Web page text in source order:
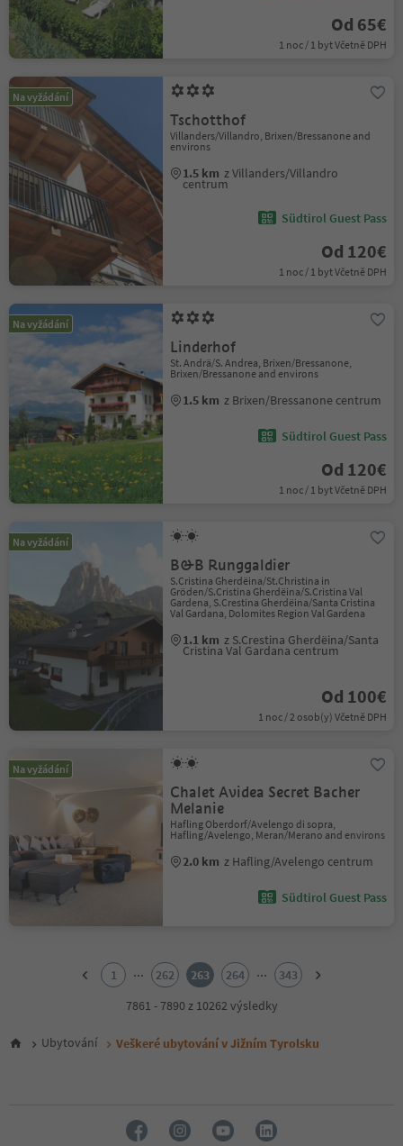
Od 65€
1 noc / 1 byt Včetně DPH
Na vyžádání
Tschotthof
Villanders/Villandro, Brixen/Bressanone and
environs
1.5 km z Villanders/Villandro
centrum
Südtirol Guest Pass
Od 120€
1 noc / 1 byt Včetně DPH
Na vyžádání
Linderhof
St. Andrä/S. Andrea, Brixen/Bressanone,
Brixen/Bressanone and environs
1.5 km z Brixen/Bressanone centrum
Südtirol Guest Pass
Od 120€
1 noc / 1 byt Včetně DPH
Na vyžádání
B&B Runggaldier
S.Cristina Gherdëina/St.Christina in
Gröden/S.Cristina Gherdëina/S.Cristina Val
Gardena, S.Crestina Gherdëina/Santa Cristina
Val Gardana, Dolomites Region Val Gardena
1.1 km z S.Crestina Gherdëina/Santa
Cristina Val Gardana centrum
Od 100€
1 noc / 2 osob(y) Včetně DPH
Na vyžádání
Chalet Avidea Secret Bacher
Melanie
Hafling Oberdorf/Avelengo di sopra,
Hafling/Avelengo, Meran/Merano and environs
2.0 km z Hafling/Avelengo centrum
Südtirol Guest Pass
6
1 ... 262 263 264 ...
343
7861 - 7890 z 10262 výsledky
Ubytování Veškeré ubytování v Jižním Tyrolsku